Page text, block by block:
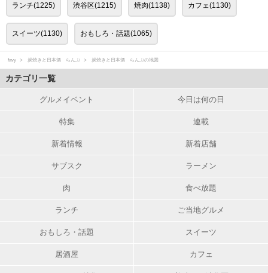
ランチ(1225) 渋谷区(1215) 焼肉(1138) カフェ(1130)
スイーツ(1130) おもしろ・話題(1065)
favy 炭焼きと日本酒 らんぷ 炭焼きと日本酒 らんぷの地図
カテゴリ一覧
グルメイベント 今日は何の日
特集 連載
新着情報 新着店舗
サブスク ラーメン
肉 食べ放題
ランチ ご当地グルメ
おもしろ・話題 スイーツ
居酒屋 カフェ